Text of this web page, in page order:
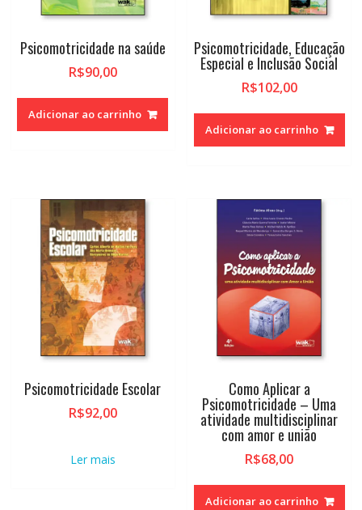
Psicomotricidade na saúde
R$90,00
Adicionar ao carrinho
Psicomotricidade, Educação
Especial e Inclusão Social
R$102,00
Adicionar ao carrinho
Psicomotricidade Escolar
R$92,00
Ler mais
Como Aplicar a
Psicomotricidade – Uma
atividade multidisciplinar
com amor e união
R$68,00
Adicionar ao carrinho